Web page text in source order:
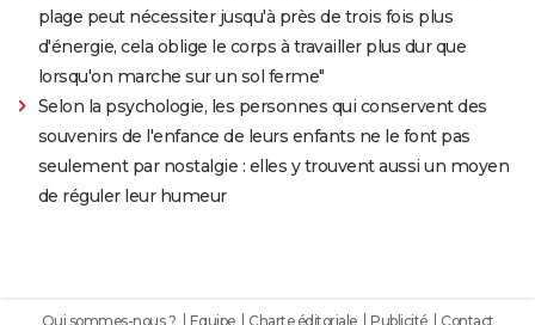
plage peut nécessiter jusqu'à près de trois fois plus
d'énergie, cela oblige le corps à travailler plus dur que
lorsqu'on marche sur un sol ferme"
Selon la psychologie, les personnes qui conservent des
souvenirs de l'enfance de leurs enfants ne le font pas
seulement par nostalgie : elles y trouvent aussi un moyen
de réguler leur humeur
Qui sommes-nous ? Equipe Charte éditoriale Publicité Contact